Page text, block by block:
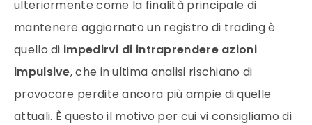
ulteriormente come la finalità principale di
mantenere aggiornato un registro di trading è
quello di impedirvi di intraprendere azioni
impulsive, che in ultima analisi rischiano di
provocare perdite ancora più ampie di quelle
attuali. È questo il motivo per cui vi consigliamo di